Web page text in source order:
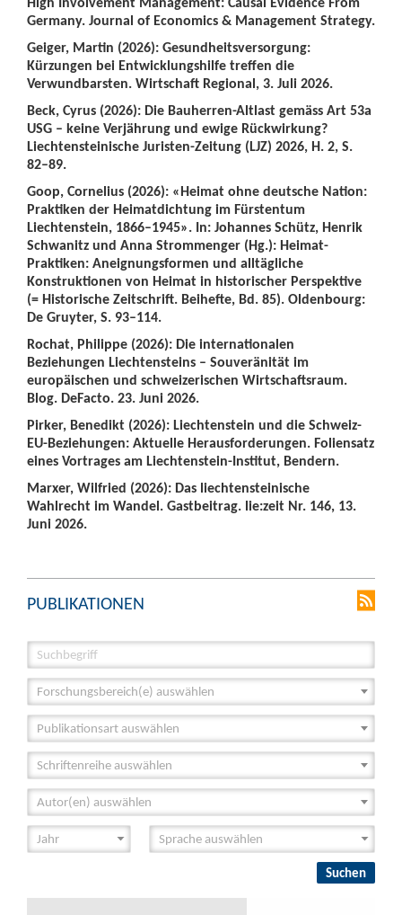
Germany. Journal of Economics & Management Strategy.
Geiger, Martin (2026): Gesundheitsversorgung:
Kürzungen bei Entwicklungshilfe treffen die
Verwundbarsten. Wirtschaft Regional, 3. Juli 2026.
Beck, Cyrus (2026): Die Bauherren-Altlast gemäss Art 53a
USG – keine Verjährung und ewige Rückwirkung?
Liechtensteinische Juristen-Zeitung (LJZ) 2026, H. 2, S.
82–89.
Goop, Cornelius (2026): «Heimat ohne deutsche Nation:
Praktiken der Heimatdichtung im Fürstentum
Liechtenstein, 1866–1945». In: Johannes Schütz, Henrik
Schwanitz und Anna Strommenger (Hg.): Heimat-
Praktiken: Aneignungsformen und alltägliche
Konstruktionen von Heimat in historischer Perspektive
(= Historische Zeitschrift. Beihefte, Bd. 85). Oldenbourg:
De Gruyter, S. 93–114.
Rochat, Philippe (2026): Die internationalen
Beziehungen Liechtensteins – Souveränität im
europäischen und schweizerischen Wirtschaftsraum.
Blog. DeFacto. 23. Juni 2026.
Pirker, Benedikt (2026): Liechtenstein und die Schweiz-
EU-Beziehungen: Aktuelle Herausforderungen. Foliensatz
eines Vortrages am Liechtenstein-Institut, Bendern.
Marxer, Wilfried (2026): Das liechtensteinische
Wahlrecht im Wandel. Gastbeitrag. lie:zeit Nr. 146, 13.
Juni 2026.
PUBLIKATIONEN
Forschungsbereich(e) auswählen
Publikationsart auswählen
Schriftenreihe auswählen
Autor(en) auswählen